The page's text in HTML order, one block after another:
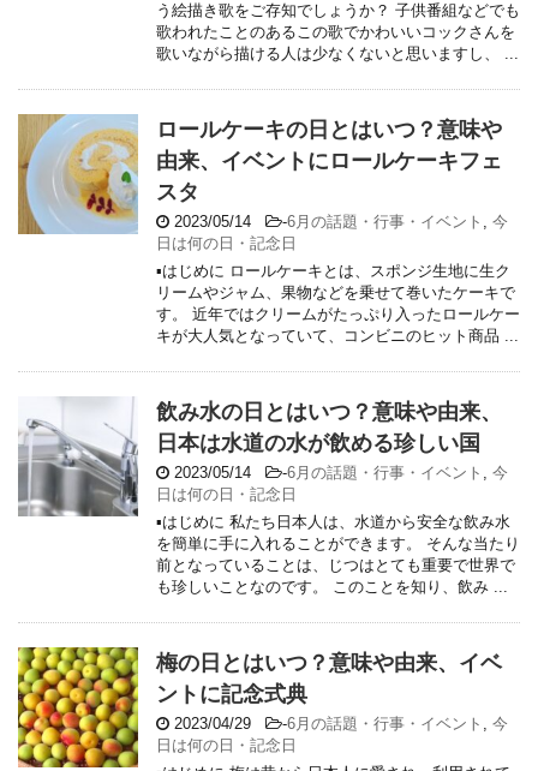
う絵描き歌をご存知でしょうか？ 子供番組などでも
歌われたことのあるこの歌でかわいいコックさんを
歌いながら描ける人は少なくないと思いますし、 ...
ロールケーキの日とはいつ？意味や
由来、イベントにロールケーキフェ
スタ
2023/05/14 -6月の話題・行事・イベント , 今
日は何の日・記念日
▪はじめに ロールケーキとは、スポンジ生地に生ク
リームやジャム、果物などを乗せて巻いたケーキで
す。 近年ではクリームがたっぷり入ったロールケー
キが大人気となっていて、コンビニのヒット商品 ...
飲み水の日とはいつ？意味や由来、
日本は水道の水が飲める珍しい国
2023/05/14 -6月の話題・行事・イベント , 今
日は何の日・記念日
▪はじめに 私たち日本人は、水道から安全な飲み水
を簡単に手に入れることができます。 そんな当たり
前となっていることは、じつはとても重要で世界で
も珍しいことなのです。 このことを知り、飲み ...
梅の日とはいつ？意味や由来、イベ
ントに記念式典
2023/04/29 -6月の話題・行事・イベント , 今
日は何の日・記念日